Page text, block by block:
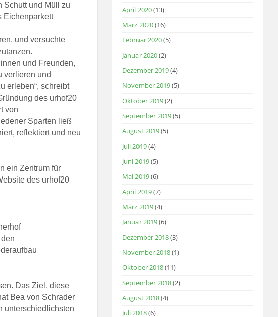
Schutt und Müll zu
Eichenparkett
und versuchte
und Freunden,
verlieren und
erleben“, schreibt
des urhof20
von
Sparten ließ
reflektiert und neu
ein Zentrum für
des urhof20
Das Ziel, diese
Bea von Schrader
unterschiedlichsten
April 2020(13)
März 2020(16)
Februar 2020(5)
Januar 2020(2)
Dezember 2019(4)
November 2019(5)
Oktober 2019(2)
September 2019(5)
August 2019(5)
Juli 2019(4)
Juni 2019(5)
Mai 2019(6)
April 2019(7)
März 2019(4)
Januar 2019(6)
Dezember 2018(3)
November 2018(1)
Oktober 2018(11)
September 2018(2)
August 2018(4)
Juli 2018(6)